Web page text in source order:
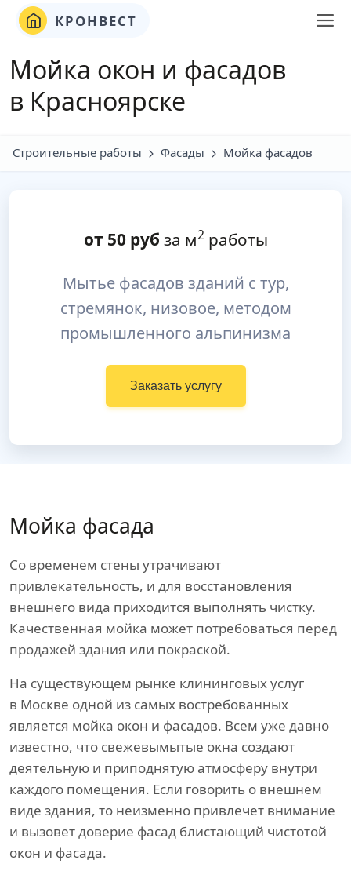
КРОНВЕСТ
Мойка окон и фасадов
в Красноярске
Строительные работы Фасады Мойка фасадов
от 50руб за м2работы
Мытье фасадов зданий с тур,
стремянок, низовое, методом
промышленного альпинизма
Заказать услугу
Мойка фасада
Со временем стены утрачивают
привлекательность, и для восстановления
внешнего вида приходится выполнять чистку.
Качественная мойка может потребоваться перед
продажей здания или покраской.
На существующем рынке клининговых услуг
в Москве одной из самых востребованных
является мойка окон и фасадов. Всем уже давно
известно, что свежевымытые окна создают
деятельную и приподнятую атмосферу внутри
каждого помещения. Если говорить о внешнем
виде здания, то неизменно привлечет внимание
и вызовет доверие фасад блистающий чистотой
окон и фасада.